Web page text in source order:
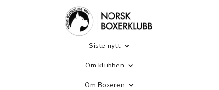
Siste nytt
Om klubben
Om Boxeren